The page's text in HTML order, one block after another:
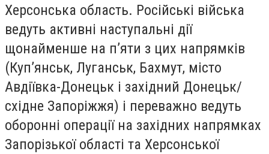
Херсонська область. Російські війська
ведуть активні наступальні дії
щонайменше на п’яти з цих напрямків
(Куп’янськ, Луганськ, Бахмут, місто
Авдіївка-Донецьк і західний Донецьк/
східне Запоріжжя) і переважно ведуть
оборонні операції на західних напрямках
Запорізької області та Херсонської